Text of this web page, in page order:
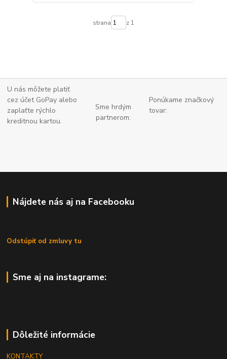
strana z 1
U nás môžete platiť
cez účet GoPay alebo
zaplaťte rýchlo
kreditnou kartou.
Sme hrdým
partnerom:
Ponúkame značkový
tovar:
Nájdete nás aj na Facebooku
Odstúpiť od zmluvy tu
Sme aj na instagrame:
Dôležité informácie
KONTAKTY